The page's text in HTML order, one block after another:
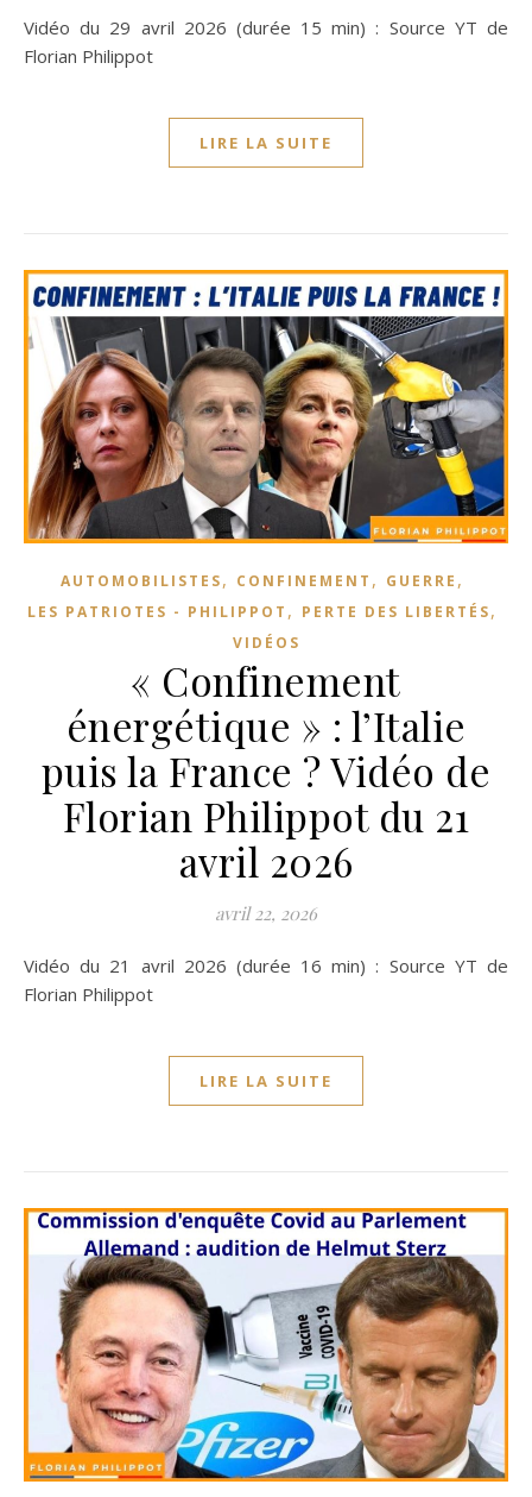
Vidéo du 29 avril 2026 (durée 15 min) : Source YT de
Florian Philippot
LIRE LA SUITE
AUTOMOBILISTES, CONFINEMENT , GUERRE ,
LES PATRIOTES - PHILIPPOT , PERTE DES LIBERTÉS,
VIDÉOS
« Confinement
énergétique » : l’Italie
puis la France ? Vidéo de
Florian Philippot du 21
avril 2026
avril 22, 2026
Vidéo du 21 avril 2026 (durée 16 min) : Source YT de
Florian Philippot
LIRE LA SUITE